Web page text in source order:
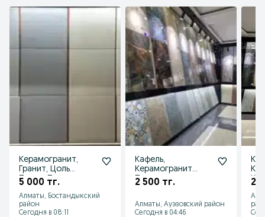
Керамогранит,
Гранит, Цоль
Перец, Пиастрелла
5 000 тг.
Алматы, Бостандыкский
район
Сегодня в 08:11
Кафель,
Керамогранит
Плитка
2 500 тг.
Алматы, Ауэзовский район
Сегодня в 04:46
2